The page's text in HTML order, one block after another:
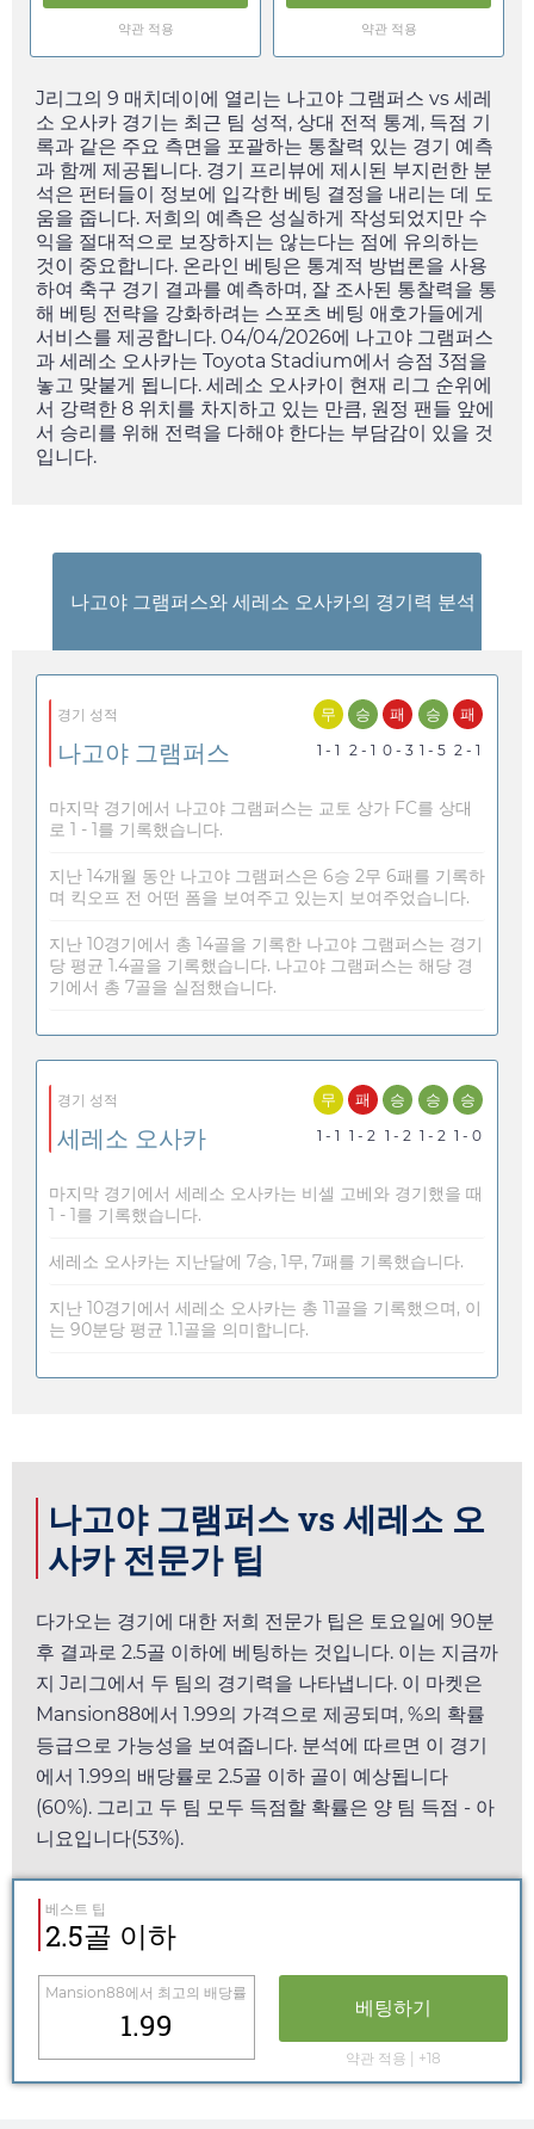
약관 적용 약관 적용
J리그의 9 매치데이에 열리는 나고야 그램퍼스 vs 세레
소 오사카 경기는 최근 팀 성적, 상대 전적 통계, 득점 기
록과 같은 주요 측면을 포괄하는 통찰력 있는 경기 예측
과 함께 제공됩니다. 경기 프리뷰에 제시된 부지런한 분
석은 펀터들이 정보에 입각한 베팅 결정을 내리는 데 도
움을 줍니다. 저희의 예측은 성실하게 작성되었지만 수
익을 절대적으로 보장하지는 않는다는 점에 유의하는
것이 중요합니다. 온라인 베팅은 통계적 방법론을 사용
하여 축구 경기 결과를 예측하며, 잘 조사된 통찰력을 통
해 베팅 전략을 강화하려는 스포츠 베팅 애호가들에게
서비스를 제공합니다. 04/04/2026에 나고야 그램퍼스
과 세레소 오사카는 Toyota Stadium에서 승점 3점을
놓고 맞붙게 됩니다. 세레소 오사카이 현재 리그 순위에
서 강력한 8 위치를 차지하고 있는 만큼, 원정 팬들 앞에
서 승리를 위해 전력을 다해야 한다는 부담감이 있을 것
입니다.
나고야 그램퍼스와 세레소 오사카의 경기력 분석
경기 성적
나고야 그램퍼스
무
1 - 1
승
2 - 1
패
0 - 3
승
1 - 5
패
2 - 1
마지막 경기에서 나고야 그램퍼스는 교토 상가 FC를 상대
로 1 - 1를 기록했습니다.
지난 14개월 동안 나고야 그램퍼스은 6승 2무 6패를 기록하
며 킥오프 전 어떤 폼을 보여주고 있는지 보여주었습니다.
지난 10경기에서 총 14골을 기록한 나고야 그램퍼스는 경기
당 평균 1.4골을 기록했습니다. 나고야 그램퍼스는 해당 경
기에서 총 7골을 실점했습니다.
경기 성적
세레소 오사카
무
1 - 1
패
1 - 2
승
1 - 2
승
1 - 2
승
1 - 0
마지막 경기에서 세레소 오사카는 비셀 고베와 경기했을 때
1 - 1를 기록했습니다.
세레소 오사카는 지난달에 7승, 1무, 7패를 기록했습니다.
지난 10경기에서 세레소 오사카는 총 11골을 기록했으며, 이
는 90분당 평균 1.1골을 의미합니다.
나고야 그램퍼스 vs 세레소 오
사카 전문가 팁
다가오는 경기에 대한 저희 전문가 팁은 토요일에 90분
후 결과로 2.5골 이하에 베팅하는 것입니다. 이는 지금까
지 J리그에서 두 팀의 경기력을 나타냅니다. 이 마켓은
Mansion88에서 1.99의 가격으로 제공되며, %의 확률
등급으로 가능성을 보여줍니다. 분석에 따르면 이 경기
에서 1.99의 배당률로 2.5골 이하 골이 예상됩니다
(60%). 그리고 두 팀 모두 득점할 확률은 양 팀 득점 - 아
니요입니다(53%).
베스트 팁
2.5골 이하
Mansion88에서 최고의 배당률
1.99 베팅하기
약관 적용 | +18